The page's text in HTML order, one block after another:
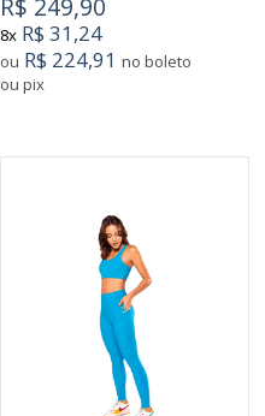
8x R$ 31,24
ou R$ 224,91 no boleto
ou pix